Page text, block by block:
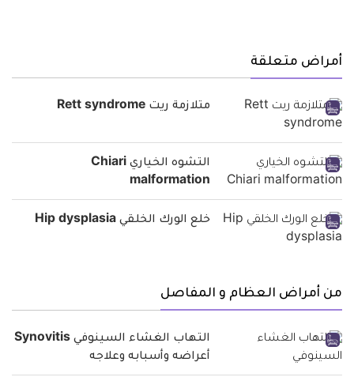
أمراض متعلقة
متلازمة ريت Rett syndrome
التشوه الخياري Chiari
malformation
خلع الورك الخلقي Hip dysplasia
من أمراض العظام و المفاصل
التهاب الغشاء السينوفي Synovitis
أعراضه وأسبابه وعلاجه